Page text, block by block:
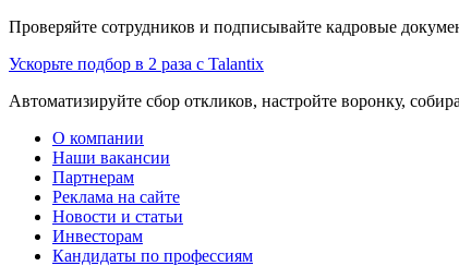
Проверяйте сотрудников и подписывайте кадровые
Ускорьте подбор в 2 раза с Talantix
Автоматизируйте сбор откликов, настройте воронку,
О компании
Наши вакансии
Партнерам
Реклама на сайте
Новости и статьи
Инвесторам
Кандидаты по профессиям